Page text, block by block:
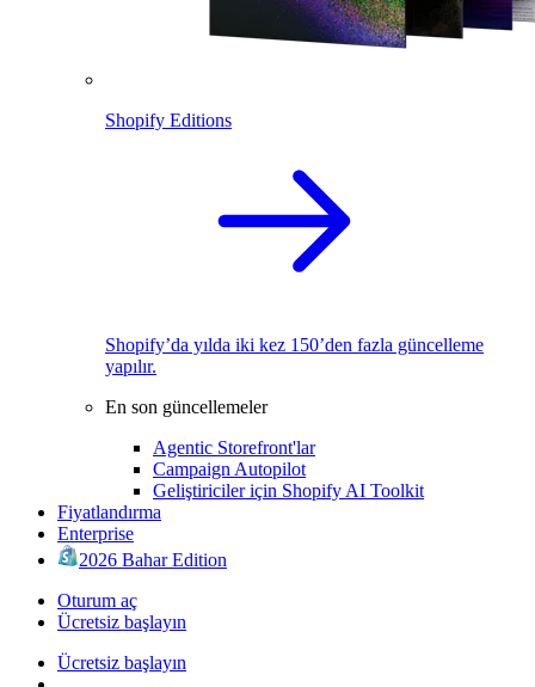
Shopify Editions
Shopify’da yılda iki kez 150’den fazla güncelleme
yapılır.
En son güncellemeler
Agentic Storefront'lar
Campaign Autopilot
Geliştiriciler için Shopify AI Toolkit
Fiyatlandırma
Enterprise
2026 Bahar Edition
Oturum aç
Ücretsiz başlayın
Ücretsiz başlayın